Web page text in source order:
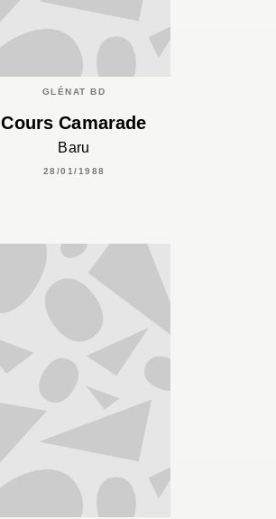
GLÉNAT BD
Cours Camarade
Baru
28/01/1988